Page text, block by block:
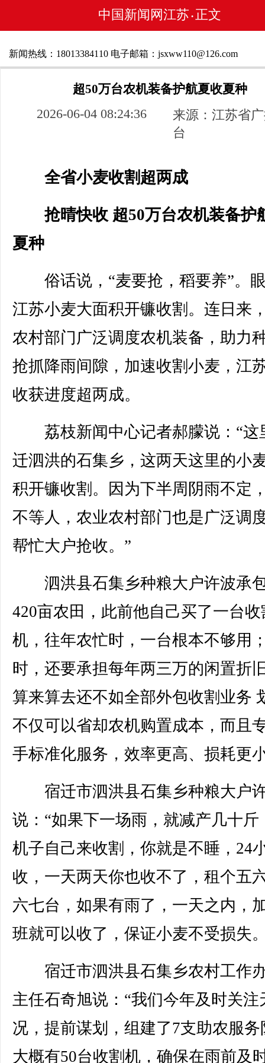
中国新闻网江苏 • 正文
新闻热线：18013384110 电子邮箱：jsxww110@126.com
超50万台农机装备护航夏收夏种
2026-06-04 08:24:36
来源：江苏省
台
全省小麦收割超两成
抢晴快收 超50万台农机装备护
夏种
俗话说，“麦要抢，稻要养”。
江苏小麦大面积开镰收割。连日来
农村部门广泛调度农机装备，助力
抢抓降雨间隙，加速收割小麦，江
收获进度超两成。
荔枝新闻中心记者郝朦说：“这
迁泗洪的石集乡，这两天这里的小
积开镰收割。因为下半周阴雨不定
不等人，农业农村部门也是广泛调
帮忙大户抢收。”
泗洪县石集乡种粮大户许波承
420亩农田，此前他自己买了一台收
机，往年农忙时，一台根本不够用
时，还要承担每年两三万的闲置折
算来算去还不如全部外包收割业务
不仅可以省却农机购置成本，而且
手标准化服务，效率更高、损耗更
宿迁市泗洪县石集乡种粮大户
说：“如果下一场雨，就减产几十斤
机子自己来收割，你就是不睡，24
收，一天两天你也收不了，租个五
六七台，如果有雨了，一天之内，
班就可以收了，保证小麦不受损失
宿迁市泗洪县石集乡农村工作
主任石奇旭说：“我们今年及时关注
况，提前谋划，组建了7支助农服务
大概有50台收割机，确保在雨前及